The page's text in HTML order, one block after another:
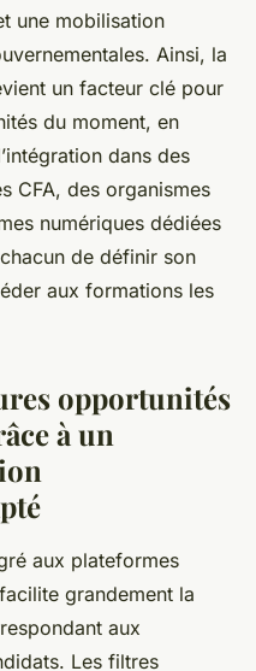
une mobilisation
Ainsi, la
un facteur clé pour
du moment, en
dans des
CFA, des organismes
numériques dédiées
de définir son
aux formations les
opportunités
à un
aux plateformes
grandement la
aux
Les filtres